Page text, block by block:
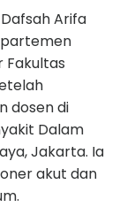
Arifa
Fakultas
dosen di
Dalam
Jakarta. Ia
akut dan